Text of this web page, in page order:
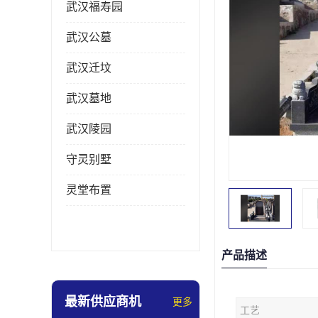
武汉福寿园
武汉公墓
武汉迁坟
武汉墓地
武汉陵园
守灵别墅
灵堂布置
最新供应商机 更多
产品描述
工艺